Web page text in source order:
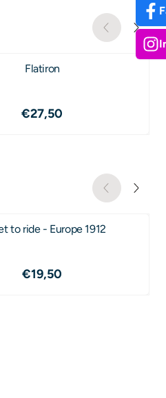
Flatiron
Price: 27,50
€27,50
to ride - Europe 1912
Price: 19,50
€19,50